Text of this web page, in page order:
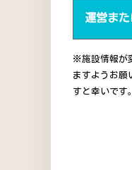
運営ま
※施設情報が
ますようお願
すと幸いです。